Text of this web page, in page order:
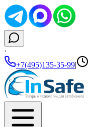
·
+7(495)135-35-99|